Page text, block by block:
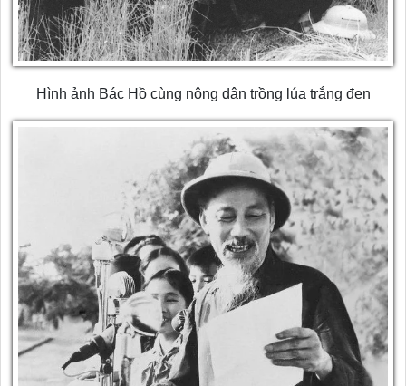
Hình ảnh Bác Hồ cùng nông dân trồng lúa trắng đen